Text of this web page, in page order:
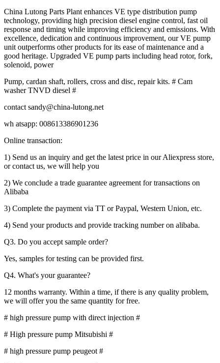
China Lutong Parts Plant enhances VE type distribution pump
technology, providing high precision diesel engine control, fast oil
response and timing while improving efficiency and emissions. With
excellence, dedication and continuous improvement, our VE pump
unit outperforms other products for its ease of maintenance and a
good heritage. Upgraded VE pump parts including head rotor, fork,
solenoid, power
Pump, cardan shaft, rollers, cross and disc, repair kits. # Cam
washer TNVD diesel #
contact sandy@china-lutong.net
wh atsapp: 008613386901236
Online transaction:
1) Send us an inquiry and get the latest price in our Aliexpress store,
or contact us, we will help you
2) We conclude a trade guarantee agreement for transactions on
Alibaba
3) Complete the payment via TT or Paypal, Western Union, etc.
4) Send your products and provide tracking number on alibaba.
Q3. Do you accept sample order?
Yes, samples for testing can be provided first.
Q4. What's your guarantee?
12 months warranty. Within a time, if there is any quality problem,
we will offer you the same quantity for free.
# high pressure pump with direct injection #
# High pressure pump Mitsubishi #
# high pressure pump peugeot #